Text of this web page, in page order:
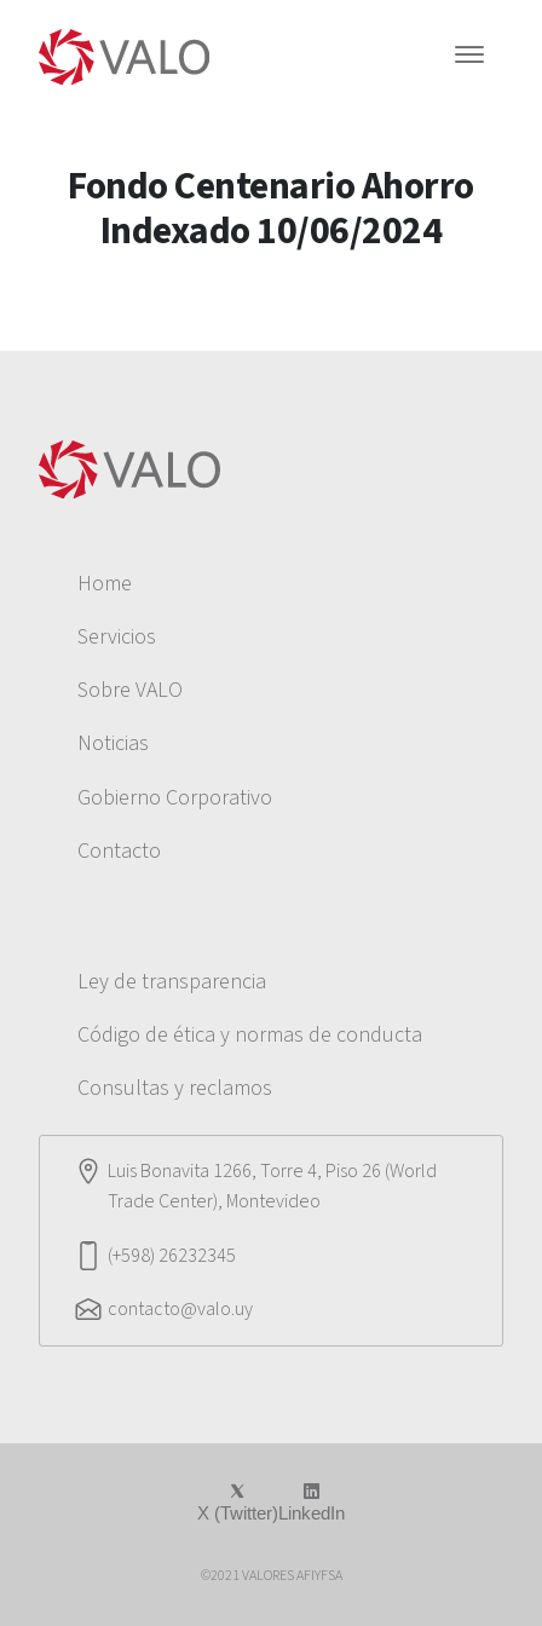
Fondo Centenario Ahorro
Indexado 10/06/2024
Home
Servicios
Sobre VALO
Noticias
Gobierno Corporativo
Contacto
Ley de transparencia
Código de ética y normas de conducta
Consultas y reclamos
Luis Bonavita 1266, Torre 4, Piso 26 (World
Trade Center), Montevideo
(+598) 26232345
contacto@valo.uy
©2021 VALORES AFIYFSA
X (Twitter)LinkedIn